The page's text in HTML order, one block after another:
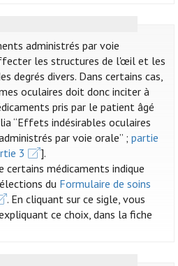
administrés par voie
les structures de l'œil et les
degrés divers. Dans certains cas,
oculaires doit donc inciter à
pris par le patient âgé
“Effets indésirables oculaires
par voie orale” ;partie
3
].
certains médicaments indique
du Formulaire de soins
. En cliquant sur ce sigle, vous
ce choix, dans la fiche